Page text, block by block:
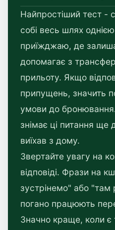
Найпростіший тест -
собі весь шлях
приїжджаю, де
допомагає з
прильоту. Якщо
припущень, значить
умови до
знімає ці питання ще
виїхав з дому.
Звертайте увагу на
відповіді. Фрази на
зустрінемо" або
погано працюють
Значно краще, коли є